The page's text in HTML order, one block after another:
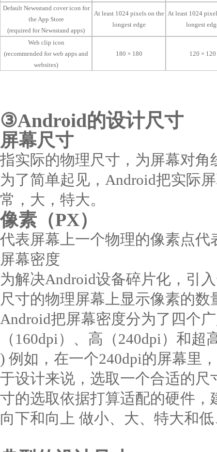
Default Newsstand cover icon for
the App Store
(required for Newsstand apps)
At least 1024 pixels on the
longest edge
At least 1024
longest
Web clip icon
(recommended for web apps and
websites)
180 × 180 120 × 120
③Android的设计尺寸
屏幕尺寸
指实际的物理尺寸，为屏幕对角
为了简单起见，Android把实际
常，大，特大。
像素（PX）
代表屏幕上一个物理的像素点
屏幕密度
为解决Android设备碎片化，引
尺寸的物理屏幕上显示像素的
Android把屏幕密度分为了四个
（160dpi）、高（240dpi）和
) 例如，在一个240dpi的屏幕里
于设计来说，选取一个合适的
寸的选取依据打算适配的硬件
向下和向上 做小、大、特大和